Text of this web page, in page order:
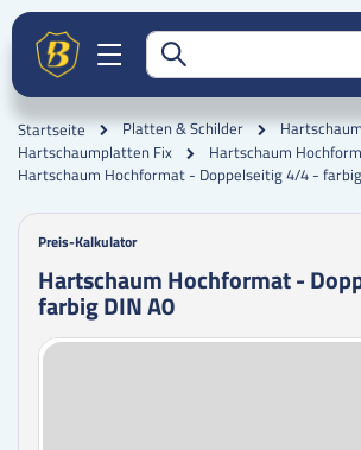
Startseite Platten & Schilder
Hartschaumplatten Fix
Hartschaum
Hartschaum Hochformat - Doppelseitig 4/4 -
Preis-Kalkulator
Hartschaum Hochformat -
farbig DIN A0
Zum
Zum